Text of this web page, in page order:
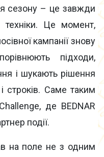
сезону – це завжди
техніки. Це момент,
кампанії знову
підходи,
і шукають рішення
строків. Саме таким
де BEDNAR
події.
на поле не з одним